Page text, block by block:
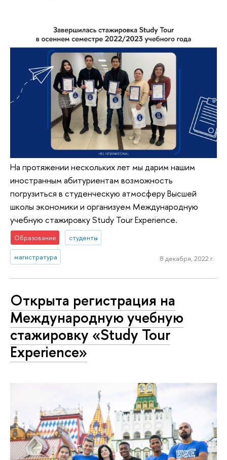
На протяжении нескольких лет мы дарим нашим
иностранным абитуриентам возможность
погрузиться в студенческую атмосферу Высшей
школы экономики и организуем Международную
учебную стажировку Study Tour Experience.
Образование студенты
магистратура 8 декабря, 2022 г.
Открыта регистрация на
Международную учебную
стажировку «Study Tour
Experience»